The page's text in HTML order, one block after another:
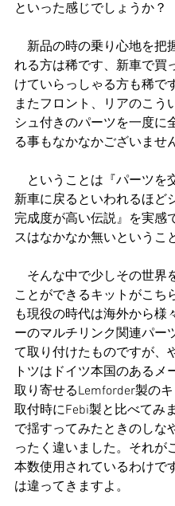
といった感じでしょうか？
新品の時の乗り心地を把
れる方は稀です、新車で買
けていらっしゃる方も稀で
またフロント、リアのこう
シュ付きのパーツを一度に
る事もなかなかございませ
ということは『パーツを
新車に戻るといわれるほど
完成度が高い伝説』を実感
スはなかなか無いというこ
そんな中で少しその世界
ことができるキットがこち
も現役の時代は海外から様
ーのマルチリンク関連パー
て取り付けたものですが、
トツはドイツ本国のあるメ
取り寄せるLemforder製のキ
取付時にFebi製と比べてみ
で揺すってみたときのしな
ったく違いました。それが
本数使用されているわけで
は違ってきますよ。